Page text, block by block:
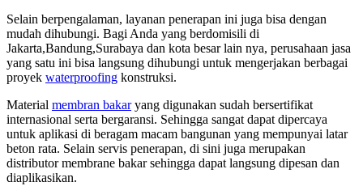
Selain berpengalaman, layanan penerapan ini juga bisa dengan
mudah dihubungi. Bagi Anda yang berdomisili di
Jakarta,Bandung,Surabaya dan kota besar lain nya, perusahaan jasa
yang satu ini bisa langsung dihubungi untuk mengerjakan berbagai
proyek waterproofing konstruksi.
Material membran bakaryang digunakan sudah bersertifikat
internasional serta bergaransi. Sehingga sangat dapat dipercaya
untuk aplikasi di beragam macam bangunan yang mempunyai latar
beton rata. Selain servis penerapan, di sini juga merupakan
distributor membrane bakar sehingga dapat langsung dipesan dan
diaplikasikan.